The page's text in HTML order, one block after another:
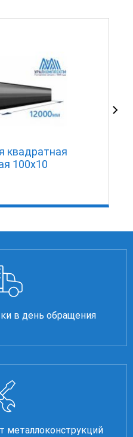
квадратная
100х10
в день обращения
металлоконструкций